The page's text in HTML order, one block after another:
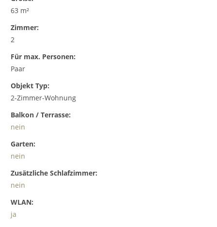
63 m²
Zimmer:
2
Für max. Personen:
Paar
Objekt Typ:
2-Zimmer-Wohnung
Balkon / Terrasse:
nein
Garten:
nein
Zusätzliche Schlafzimmer:
nein
WLAN:
ja